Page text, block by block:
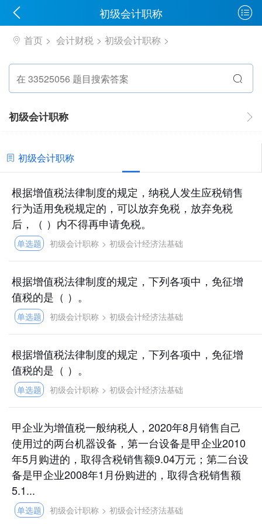
初级会计职称
首页 会计财税 初级会计职称
初级会计职称
初级会计职称
根据增值税法律制度的规定，纳税人发生应税销售
行为适用免税规定的，可以放弃免税，放弃免税
后，（ ）内不得再申请免税。
单选题 初级会计职称 > 初级会计经济法基础
根据增值税法律制度的规定，下列各项中，免征增
值税的是（ ）。
单选题 初级会计职称 > 初级会计经济法基础
根据增值税法律制度的规定，下列各项中，免征增
值税的是（ ）。
单选题 初级会计职称 > 初级会计经济法基础
甲企业为增值税一般纳税人，2020年8月销售自己
使用过的两台机器设备，第一台设备是甲企业2010
年5月购进的，取得含税销售额9.04万元；第二台设
备是甲企业2008年1月份购进的，取得含税销售额
5.1...
单选题 初级会计职称 > 初级会计经济法基础